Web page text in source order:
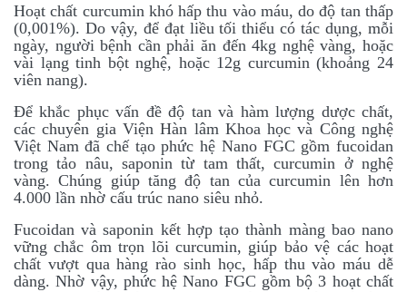
Hoạt chất curcumin khó hấp thu vào máu, do độ tan thấp
(0,001%). Do vậy, để đạt liều tối thiểu có tác dụng, mỗi
ngày, người bệnh cần phải ăn đến 4kg nghệ vàng, hoặc
vài lạng tinh bột nghệ, hoặc 12g curcumin (khoảng 24
viên nang).
Để khắc phục vấn đề độ tan và hàm lượng dược chất,
các chuyên gia Viện Hàn lâm Khoa học và Công nghệ
Việt Nam đã chế tạo phức hệ Nano FGC gồm fucoidan
trong tảo nâu, saponin từ tam thất, curcumin ở nghệ
vàng. Chúng giúp tăng độ tan của curcumin lên hơn
4.000 lần nhờ cấu trúc nano siêu nhỏ.
Fucoidan và saponin kết hợp tạo thành màng bao nano
vững chắc ôm trọn lõi curcumin, giúp bảo vệ các hoạt
chất vượt qua hàng rào sinh học, hấp thu vào máu dễ
dàng. Nhờ vậy, phức hệ Nano FGC gồm bộ 3 hoạt chất